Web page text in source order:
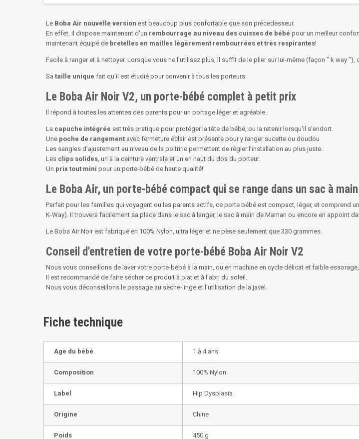
Le Boba Air nouvelle version est beaucoup plus confortable que son précedesseur.
En effet, il dispose maintenant d'un rembourrage au niveau des cuisses de bébé pour un meilleur
maintenant équipé de bretelles en mailles légèrement rembourrées et très respirantes!
Facile à ranger et à nettoyer. Lorsque vous ne l'utilisez plus, il suffit de le plier sur lui-même (façon " k way "),
Sa taille unique fait qu'il est étudié pour convenir à tous les porteurs.
Le Boba Air Noir V2, un porte-bébé complet à petit prix
Il répond à toutes les attentes des parents pour un portage léger et agréable.
La capuche intégrée est très pratique pour protéger la tête de bébé, ou la retenir lorsqu'il s'endort.
Une poche de rangement avec fermeture éclair est présente pour y ranger sucette ou doudou
Les sangles d'ajustement au niveau de la poitrine permettent de régler l'installation au plus juste.
Les clips solides, un à la ceinture ventrale et un en haut du dos du porteur.
Un prix tout mini pour un porte-bébé de haute qualité!
Le Boba Air, un porte-bébé compact qui se range dans un sac à
Parfait pour les familles qui voyagent ou les parents actifs, ce porte bébé est compact, léger, et comprend
K-Way). Il trouvera facilement sa place dans le sac à langer, le sac à main de Maman ou encore en appoint
Le Boba Air Noir est fabriqué en 100% Nylon, ultra léger et ne pèse seulement que 330 grammes.
Conseil d'entretien de votre porte-bébé Boba Air Noir V2
Nous vous conseillons de laver votre porte-bébé à la main, ou en machine en cycle délicat et faible
Il est recommandé de faire sécher ce produit à plat et à l'abri du soleil.
Nous vous déconseillons le passage au sèche-linge et l'utilisation de la javel.
Fiche technique
Age du bébé 1 à 4 ans
Composition 100% Nylon
Label Hip Dysplasia
Origine Chine
Poids 450 g